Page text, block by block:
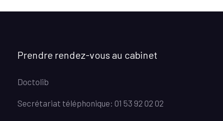
Prendre rendez-vous au cabinet
Doctolib
Secrétariat téléphonique: 01 53 92 02 02